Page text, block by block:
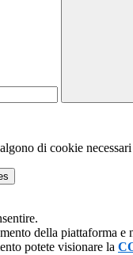
di cookie
della piattaforma e
potete visionare la